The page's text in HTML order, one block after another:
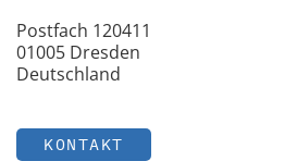
Postfach 120411
01005 Dresden
Deutschland
KONTAKT